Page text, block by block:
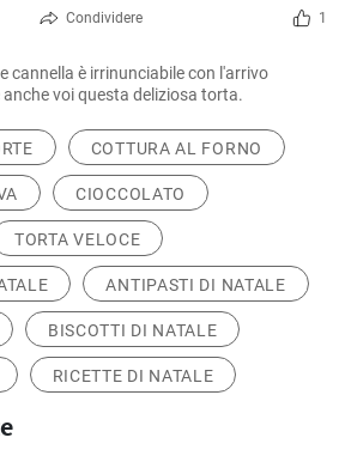
Condividere 1
cannella è irrinunciabile con l'arrivo
voi questa deliziosa torta.
COTTURA AL FORNO
CIOCCOLATO
TORTA VELOCE
ANTIPASTI DI NATALE
BISCOTTI DI NATALE
RICETTE DI NATALE